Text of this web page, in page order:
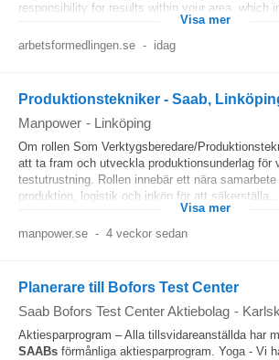
responsibility for results within your area, which
Visa mer
arbetsformedlingen.se - idag
Produktionstekniker - Saab,
Manpower - Linköping
Om rollen Som Verktygsberedare/
att ta fram och utveckla produktionsunderlag för
testutrustning. Rollen innebär ett nära
produktion, logistik och inköp för att säkerställa...
Visa mer
manpower.se - 4 veckor sedan
Planerare till Bofors Test Center
Saab Bofors Test Center Aktiebolag -
Aktiesparprogram – Alla tillsvidareanställda har
SAABs förmånliga aktiesparprogram. Yoga - Vi